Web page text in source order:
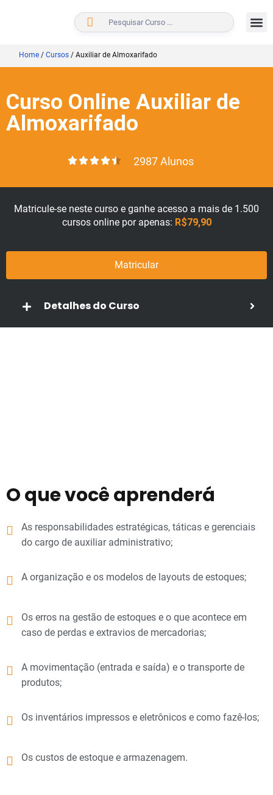
BUSCAR
Home / Cursos / Auxiliar de Almoxarifado
Curso Online Auxiliar de
Almoxarifado
2987 Alunos
Matricule-se neste curso e ganhe acesso a mais de 1.500
cursos online por apenas: R$79,90
Matricular
Detalhes do Curso
O que você aprenderá
As responsabilidades estratégicas, táticas e gerenciais
do cargo de auxiliar administrativo;
A organização e os modelos de layouts de estoques;
Os erros na gestão de estoques e o que acontece em
caso de perdas e extravios de mercadorias;
A movimentação (entrada e saída) e o transporte de
produtos;
Os inventários impressos e eletrônicos e como fazê-los;
Os custos de estoque e armazenagem.